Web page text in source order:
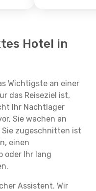
Hotel in
Wichtigste an einer
das Reiseziel ist,
Ihr Nachtlager
Sie wachen an
zugeschnitten ist
einen
oder Ihr lang
Assistent. Wir